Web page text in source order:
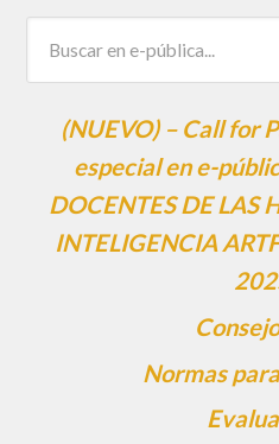
(NUEVO) – Call for
especial en e-
DOCENTES DE LAS
INTELIGENCIA
Normas